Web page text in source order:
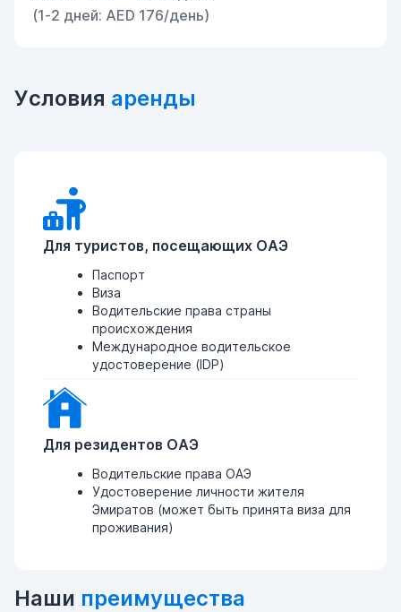
(1-2 дней: AED 176/день)
Условия аренды
Для туристов, посещающих ОАЭ
Паспорт
Виза
Водительские права страны
происхождения
Международное водительское
удостоверение (IDP)
Для резидентов ОАЭ
Водительские права ОАЭ
Удостоверение личности жителя
Эмиратов (может быть принята виза для
проживания)
Наши преимущества